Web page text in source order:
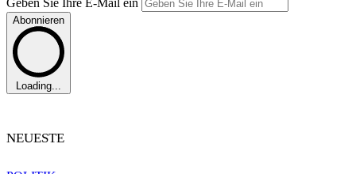
Abonnieren
Loading...
NEUESTE